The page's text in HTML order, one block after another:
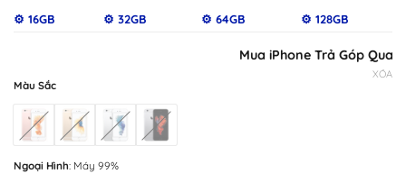
⚙️ 16GB ⚙️ 32GB ⚙️ 64GB ⚙️ 128GB
Mua iPhone Trả Góp Qua
Màu Sắc
Ngoại Hình: Máy 99%
XÓA